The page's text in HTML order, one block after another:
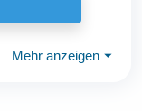
Mehr anzeigen ⏷